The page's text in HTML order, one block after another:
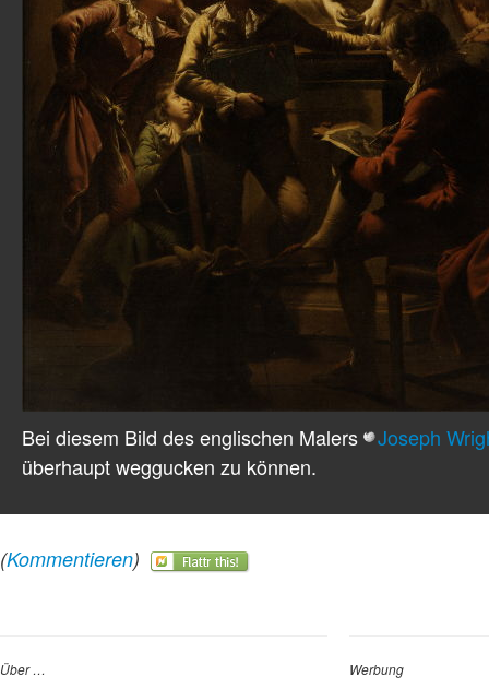
Bei diesem Bild des englischen Malers
Joseph
überhaupt weggucken zu können.
(Kommentieren)
Über …
Werbung